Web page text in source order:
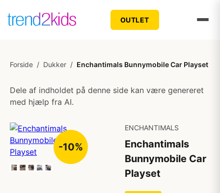
OUTLET
Forside / Dukker / Enchantimals Bunnymobile Car Playset
Dele af indholdet på denne side kan være genereret
med hjælp fra AI.
-10%
ENCHANTIMALS
Enchantimals
Bunnymobile Car
Playset